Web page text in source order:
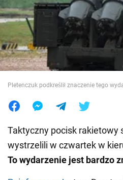
Świat
Jedzenie
Pletenczuk podkreślił znaczenie tego
Taktyczny pocisk rakietowy
wystrzelili w czwartek w
To wydarzenie jest bardzo